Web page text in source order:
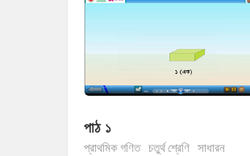
পাঠ ১
প্রাথমিক গণিত চতুর্থ শ্রেণি সাধারন